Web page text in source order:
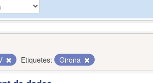
Etiquetes: Girona